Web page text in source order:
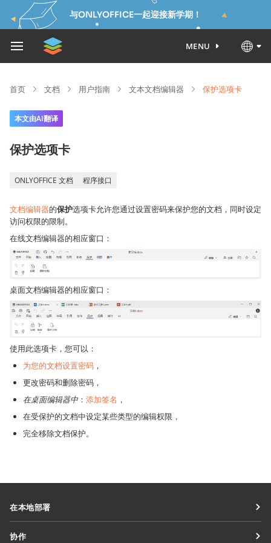
与ONLYOFFICE一起迎接新学期！
MENU
首页 文档 用户指南 文本文档编辑器 保护选项卡
本文由AI翻译
保护选项卡
ONLYOFFICE 文档 程序接口
文档编辑器的保护选项卡允许您通过设置密码来保护您的文档，同时设定
访问权限的限制。
在线文档编辑器的相应窗口：
桌面文档编辑器的相应窗口：
使用此选项卡，您可以：
为您的文档设置密码 ，
更改密码和删除密码，
在桌面编辑器中： 添加签名 ，
在受保护的文档中设定某些类型的编辑权限，
完全移除文档保护。
在本地部署
协作